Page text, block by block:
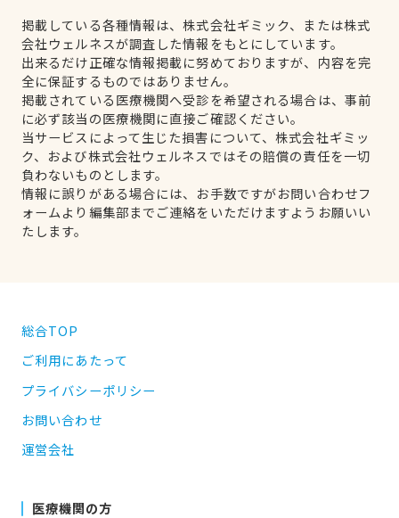
掲載している各種情報は、株式会社ギミック、または株式
会社ウェルネスが調査した情報をもとにしています。
出来るだけ正確な情報掲載に努めておりますが、内容を完
全に保証するものではありません。
掲載されている医療機関へ受診を希望される場合は、事前
に必ず該当の医療機関に直接ご確認ください。
当サービスによって生じた損害について、株式会社ギミッ
ク、および株式会社ウェルネスではその賠償の責任を一切
負わないものとします。
情報に誤りがある場合には、お手数ですがお問い合わせフ
ォームより編集部までご連絡をいただけますようお願いい
たします。
総合TOP
ご利用にあたって
プライバシーポリシー
お問い合わせ
運営会社
医療機関の方